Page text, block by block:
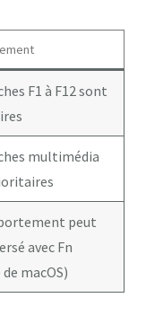
F1 à F12 sont
multimédia
peut
avec Fn
macOS)